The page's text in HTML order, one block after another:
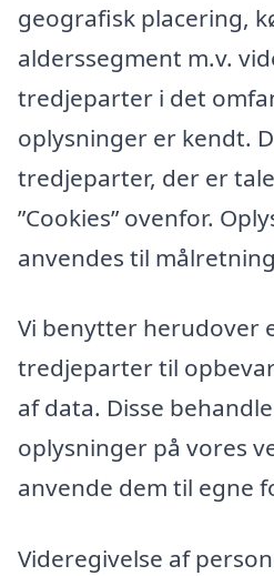
geografisk placering,
alderssegment m.v.
tredjeparter i det
oplysninger er kendt.
tredjeparter, der er
”Cookies” ovenfor.
anvendes til
Vi benytter herudover
tredjeparter til
af data. Disse
oplysninger på vores
anvende dem til egne
Videregivelse af